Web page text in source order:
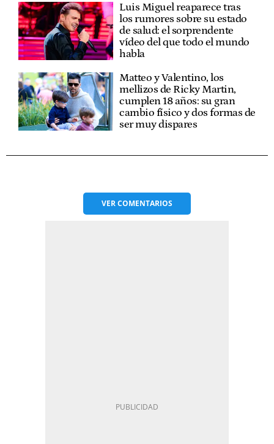
Luis Miguel reaparece tras
los rumores sobre su estado
de salud: el sorprendente
vídeo del que todo el mundo
habla
Matteo y Valentino, los
mellizos de Ricky Martin,
cumplen 18 años: su gran
cambio físico y dos formas de
ser muy dispares
VERCOMENTARIOS